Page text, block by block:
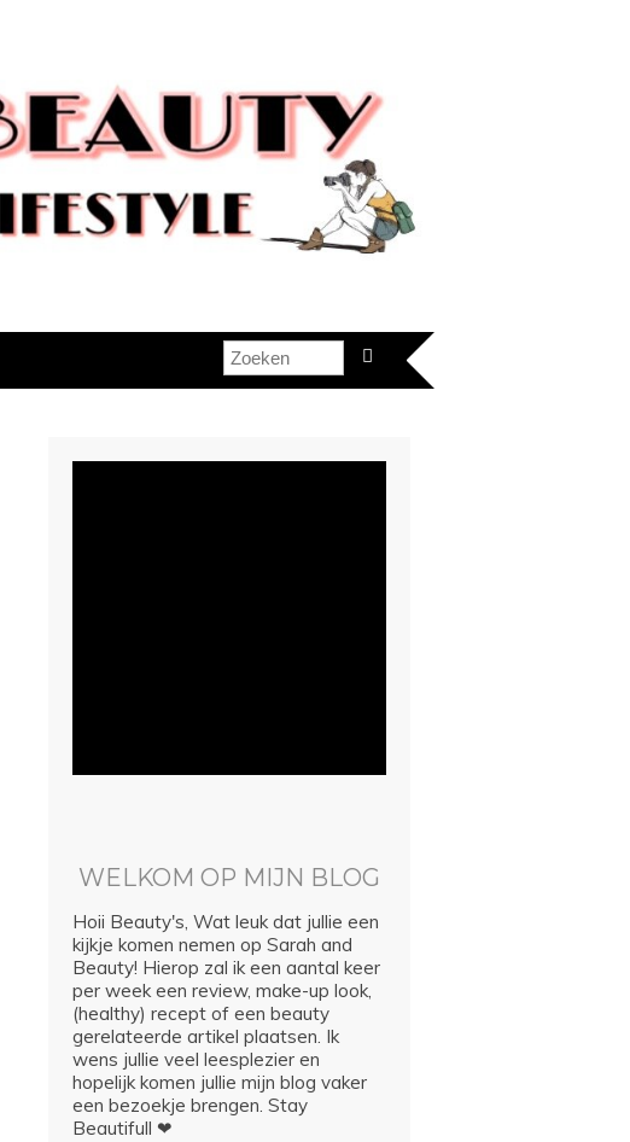
WELKOM OP MIJN BLOG
Hoii Beauty's, Wat leuk dat jullie een
kijkje komen nemen op Sarah and
Beauty! Hierop zal ik een aantal keer
per week een review, make-up look,
(healthy) recept of een beauty
gerelateerde artikel plaatsen. Ik
wens jullie veel leesplezier en
hopelijk komen jullie mijn blog vaker
een bezoekje brengen. Stay
Beautifull ❤